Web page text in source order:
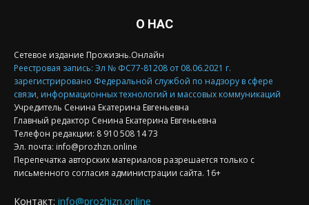
О НАС
Сетевое издание Прожизнь.Онлайн
Реестровая запись: Эл № ФС77-81208 от 08.06.2021 г.
зарегистрировано Федеральной службой по надзору в сфере
связи, информационных технологий и массовых коммуникаций
Учредитель Сенина Екатерина Евгеньевна
Главный редактор Сенина Екатерина Евгеньевна
Телефон редакции: 8 910 508 14 73
Эл. почта: info@prozhzn.online
Перепечатка авторских материалов разрешается только с
письменного согласия администрации сайта. 16+
Контакт: info@prozhizn.online